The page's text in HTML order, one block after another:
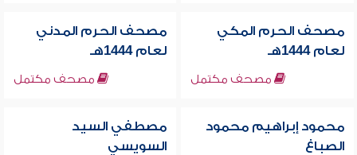
مصحف الحرم المكي
لعام 1444هـ
مصحف مكتمل
مصحف الحرم المدني
لعام 1444هـ
مصحف مكتمل
محمود إبراهيم محمود
الصباغ
مصطفي السيد
السويسي